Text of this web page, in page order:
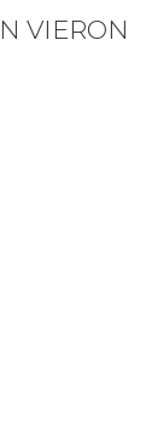
VIERON